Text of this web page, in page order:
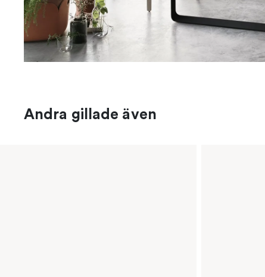
Andra gillade även